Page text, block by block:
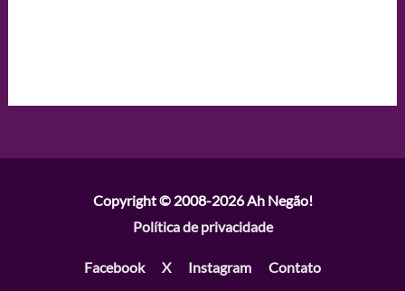
Copyright © 2008-2026Ah Negão!
Política de privacidade
Facebook X Instagram Contato